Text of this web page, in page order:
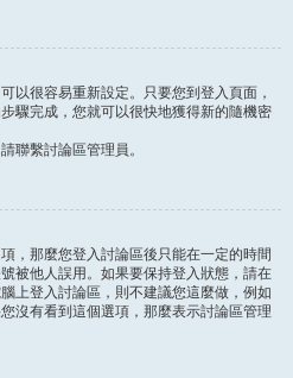
以很容易重新設定。只要您到登入頁面，
驟完成，您就可以很快地獲得新的隨機密
聯繫討論區管理員。
，那麼您登入討論區後只能在一定的時間
被他人誤用。如果要保持登入狀態，請在
上登入討論區，則不建議您這麼做，例如
沒有看到這個選項，那麼表示討論區管理